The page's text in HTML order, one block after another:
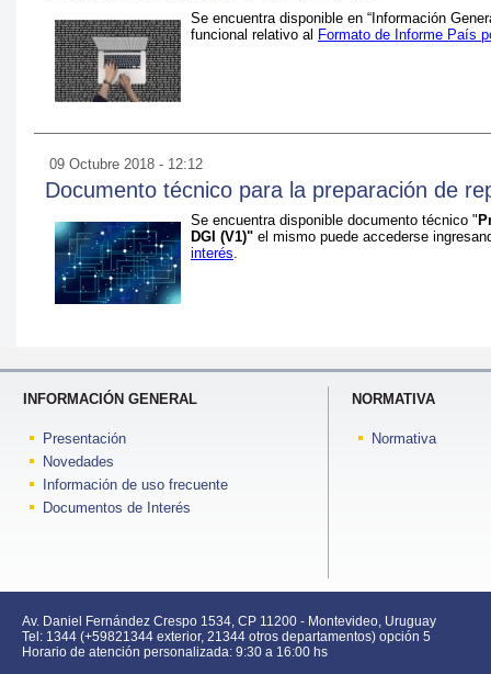
Se encuentra disponible en “Información
funcional relativo al Formato de Informe País
09 Octubre 2018 - 12:12
Documento técnico para la preparación de
Se encuentra disponible documento técnico "
DGI (V1)" el mismo puede accederse
interés.
INFORMACIÓN GENERAL
Presentación
Novedades
Información de uso frecuente
Documentos de Interés
NORMATIVA
Normativa
Av. Daniel Fernández Crespo 1534, CP 11200 - Montevideo, Uruguay
Tel: 1344 (+59821344 exterior, 21344 otros departamentos) opción 5
Horario de atención personalizada: 9:30 a 16:00 hs